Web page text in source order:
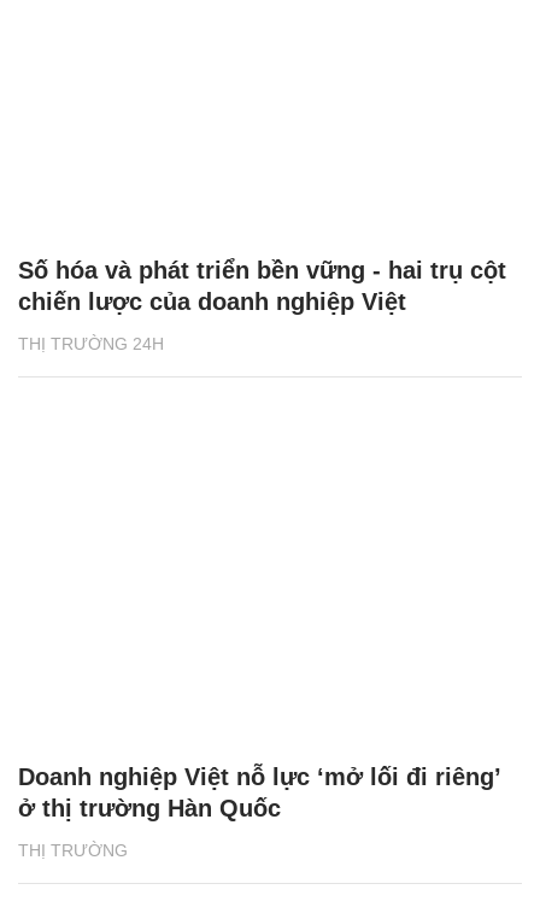
THỊ TRƯỜNG 24H
Số hóa và phát triển bền vững - hai trụ cột
chiến lược của doanh nghiệp Việt
THỊ TRƯỜNG
Doanh nghiệp Việt nỗ lực ‘mở lối đi riêng’
ở thị trường Hàn Quốc